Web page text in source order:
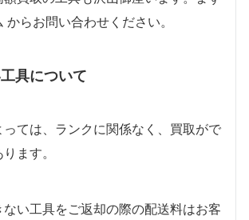
からお問い合わせください。
具について
っては、ランクに関係なく、買取がで
ます。
ない工具をご返却の際の配送料はお客